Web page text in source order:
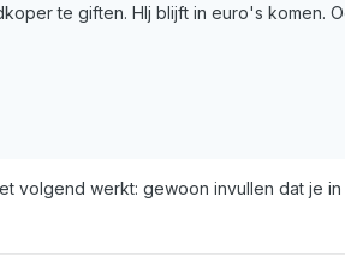
te giften. HIj blijft in euro's komen.
volgend werkt: gewoon invullen dat je